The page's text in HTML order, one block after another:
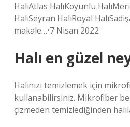
HalıAtlas HalıKoyunlu
HalıSeyran HalıRoyal
makale…•7 Nisan 2022
Halı en güzel
Halınızı temizlemek için
kullanabilirsiniz. Mikrofiber
çizmeden temizlediğinden